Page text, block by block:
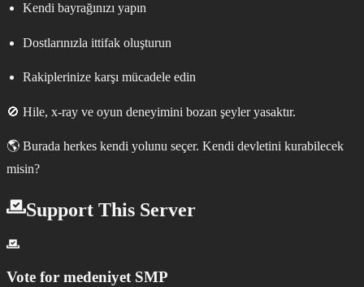
Kendi bayrağınızı yapın
Dostlarınızla ittifak oluşturun
Rakiplerinize karşı mücadele edin
🚫 Hile, x-ray ve oyun deneyimini bozan şeyler yasaktır.
🌎 Burada herkes kendi yolunu seçer. Kendi devletini kurabilecek
misin?
Support This Server
Vote for medeniyet SMP